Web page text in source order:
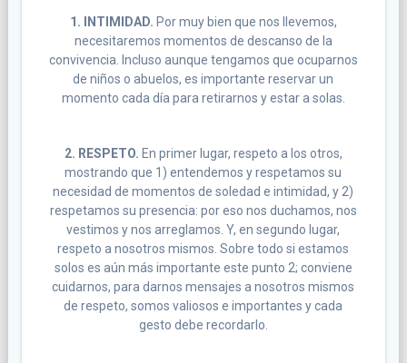
1. INTIMIDAD. Por muy bien que nos llevemos,
necesitaremos momentos de descanso de la
convivencia. Incluso aunque tengamos que ocuparnos
de niños o abuelos, es importante reservar un
momento cada día para retirarnos y estar a solas.
2. RESPETO. En primer lugar, respeto a los otros,
mostrando que 1) entendemos y respetamos su
necesidad de momentos de soledad e intimidad, y 2)
respetamos su presencia: por eso nos duchamos, nos
vestimos y nos arreglamos. Y, en segundo lugar,
respeto a nosotros mismos. Sobre todo si estamos
solos es aún más importante este punto 2; conviene
cuidarnos, para darnos mensajes a nosotros mismos
de respeto, somos valiosos e importantes y cada
gesto debe recordarlo.